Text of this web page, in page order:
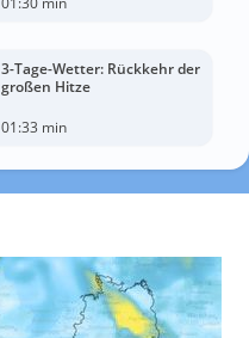
3-Tage-Wetter: Rückkehr der
großen Hitze
01:33 min